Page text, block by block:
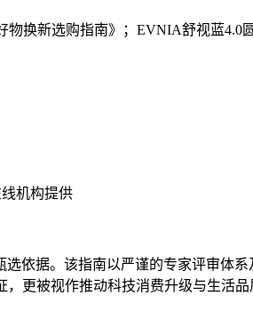
物换新选购指南》；EVNIA舒视蓝4.0
机构提供
依据。该指南以严谨的专家评审体
更被视作推动科技消费升级与生活品